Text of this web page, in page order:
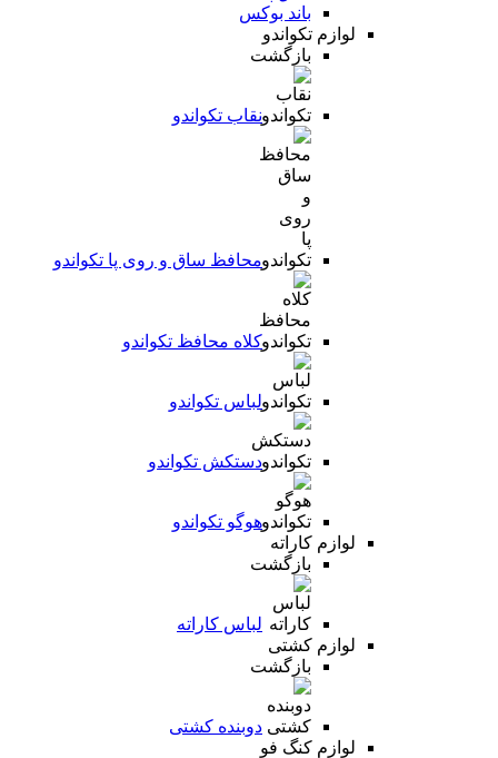
باند بوکس
لوازم تکواندو
بازگشت
نقاب تکواندو
محافظ ساق و روی پا تکواندو
کلاه محافظ تکواندو
لباس تکواندو
دستکش تکواندو
هوگو تکواندو
لوازم کاراته
بازگشت
لباس کاراته
لوازم کشتی
بازگشت
دوبنده کشتی
لوازم کنگ فو